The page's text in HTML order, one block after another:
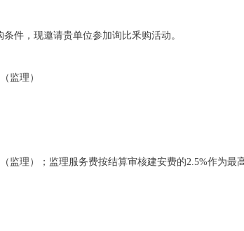
件，现邀请贵单位参加询比釆购活动。
监理）
监理）；监理服务费按结算审核建安费的2.5%作为最